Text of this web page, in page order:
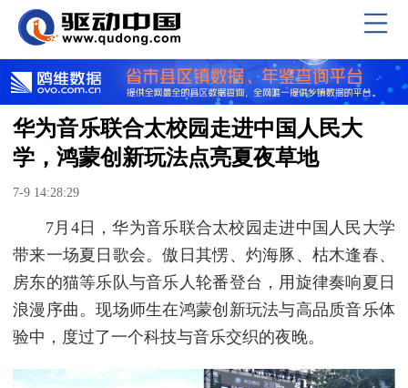
华为音乐联合太校园走进中国人民大
学，鸿蒙创新玩法点亮夏夜草地
7-9 14:28:29
7月4日，华为音乐联合太校园走进中国人民大学
带来一场夏日歌会。傲日其愣、灼海豚、枯木逢春、
房东的猫等乐队与音乐人轮番登台，用旋律奏响夏日
浪漫序曲。现场师生在鸿蒙创新玩法与高品质音乐体
验中，度过了一个科技与音乐交织的夜晚。